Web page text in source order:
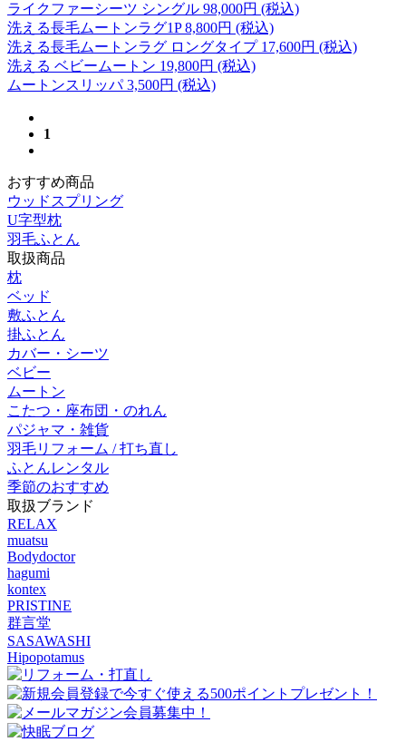
ライクファーシーツ シングル 98,000円 (税込)
洗える長毛ムートンラグ1P 8,800円 (税込)
洗える長毛ムートンラグ ロングタイプ 17,600円 (税込)
洗える ベビームートン 19,800円 (税込)
ムートンスリッパ 3,500円 (税込)
1
おすすめ商品
ウッドスプリング
U字型枕
羽毛ふとん
取扱商品
枕
ベッド
敷ふとん
掛ふとん
カバー・シーツ
ベビー
ムートン
こたつ・座布団・のれん
パジャマ・雑貨
羽毛リフォーム / 打ち直し
ふとんレンタル
季節のおすすめ
取扱ブランド
RELAX
muatsu
Bodydoctor
hagumi
kontex
PRISTINE
群言堂
SASAWASHI
Hipopotamus